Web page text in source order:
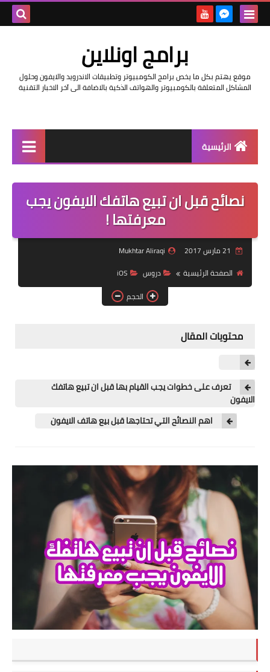
برامج اونلاين
موقع يهتم بكل ما يخص برامج الكومبيوتر وتطبيقات الاندرويد والايفون وحلول
المشاكل المتعلقة بالكومبيوتر والهواتف الذكية بالاضافة الى آخر الاخبار التقنية
الرئيسية
مراجعات
حماية
اندرويد
آيفون
ويندوز
الربح من الانترنت
بلوجر
مقالات
العاب
تطبيقات
العملات الرقمية
نصائح قبل ان تبيع هاتفك الايفون يجب
معرفتها !
Mukhtar Aliraqi
الصفحة الرئيسية
دروس
iOS
الحجم
محتويات المقال
تعرف على خطوات يجب القيام بها قبل ان تبيع هاتفك
الايفون
اهم النصائح التي تحتاجها قبل بيع هاتف الايفون